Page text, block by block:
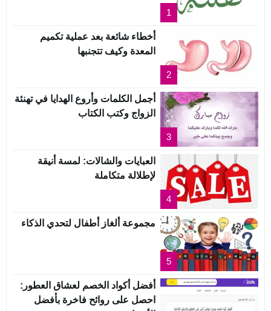
1
2
أخطاء شائعة بعد عملية تكميم
المعدة وكيف تتجنبها
3
أجمل الكلمات وأروع الهدايا في تهنئة
الزواج وكتب الكتاب
4
العبايات والشالات: لمسة أنيقة
لإطلالة متكاملة
5
مجموعة ألغاز أطفال لتحدي الذكاء
أفضل أكواد الخصم لعشاق العطور:
احصل على روائح فاخرة بأفضل